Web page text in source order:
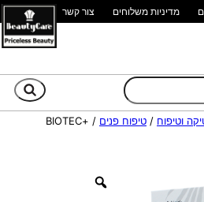
מדיניות משלוחים צור קשר
וטיפוח / טיפוח פנים
/ +BIOTEC